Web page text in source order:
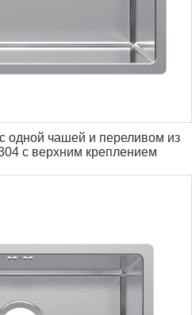
одной чашей и переливом из
с верхним креплением